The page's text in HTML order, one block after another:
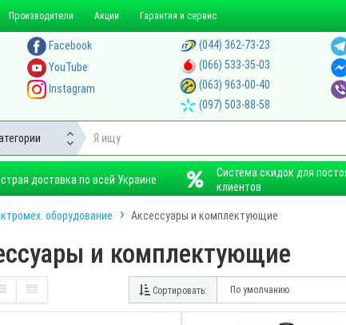
Производители Акции Гарантия и сервис
Facebook
YouTube
Instagram
(044) 362-73-23
(066) 533-35-03
(063) 963-00-40
(097) 503-88-58
доставка по всей Украине
Система скидок для
клиентов
оборудование Аксессуары и комплектующие
и комплектующие
Сортировать: